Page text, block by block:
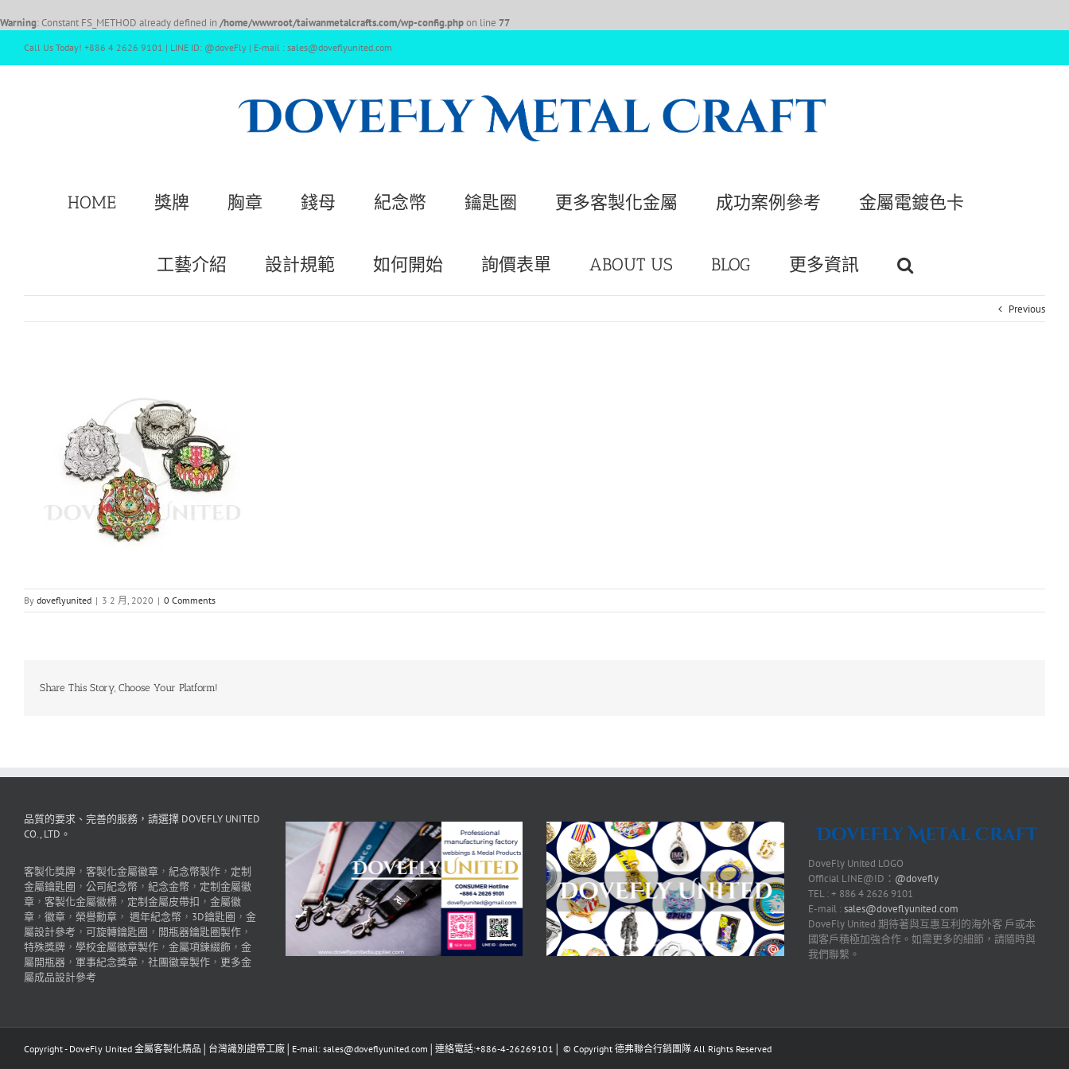
Warning: Constant FS_METHOD already defined in /home/wwwroot/taiwanmetalcrafts.com/wp-config.phpon line 77
Call Us Today! +886 4 2626 9101 | LINE ID: @doveFly | E-mail : sales@doveflyunited.com
HOME 獎牌 胸章 錢母 紀念幣 鑰匙圈 更多客製化金屬 成功案例參考 金屬電鍍色卡
工藝介紹 設計規範 如何開始 詢價表單 ABOUT US BLOG 更多資訊
Previous
By doveflyunited | 3 2 月, 2020 | 0 Comments
Share This Story, Choose Your Platform!
品質的要求、完善的服務，請選擇 DOVEFLY UNITED
CO., LTD。
客製化獎牌 ， 客製化金屬徽章 ， 紀念幣製作 ， 定制
金屬鑰匙圈 ， 公司紀念幣 ， 紀念金幣 ， 定制金屬徽
章 ， 客製化金屬徽標 ， 定制金屬皮帶扣 ， 金屬徽
章 ， 徽章 ， 榮譽勳章 ， 週年紀念幣 ， 3D鑰匙圈 ， 金
屬設計參考 ， 可旋轉鑰匙圈 ， 開瓶器鑰匙圈製作 ，
特殊獎牌 ， 學校金屬徽章製作 ， 金屬項鍊綴飾 ， 金
屬開瓶器 ， 軍事紀念獎章 ， 社團徽章製作 ， 更多金
屬成品設計參考
DoveFly United LOGO
Official LINE@ID： @dovefly
TEL : + 886 4 2626 9101
E-mail :sales@doveflyunited.com
DoveFly United 期待著與互惠互利的海外客 戶或本
國客戶積極加強合作。如需更多的細節，請隨時與
我們聯繫。
Copyright - DoveFly United 金屬客製化精品│台灣識別證帶工廠│E-mail: sales@doveflyunited.com│連絡電話:+886-4-26269101│ © Copyright 德弗聯合行銷團隊 All Rights Reserved